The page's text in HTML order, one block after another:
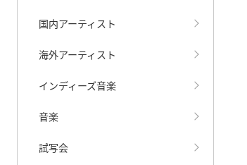
国内アーティスト
海外アーティスト
インディーズ音楽
音楽
試写会